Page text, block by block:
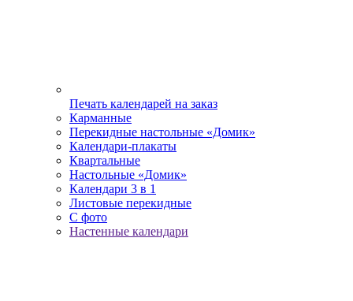
Печать календарей на заказ
Карманные
Перекидные настольные «Домик»
Календари-плакаты
Квартальные
Настольные «Домик»
Календари 3 в 1
Листовые перекидные
С фото
Настенные календари